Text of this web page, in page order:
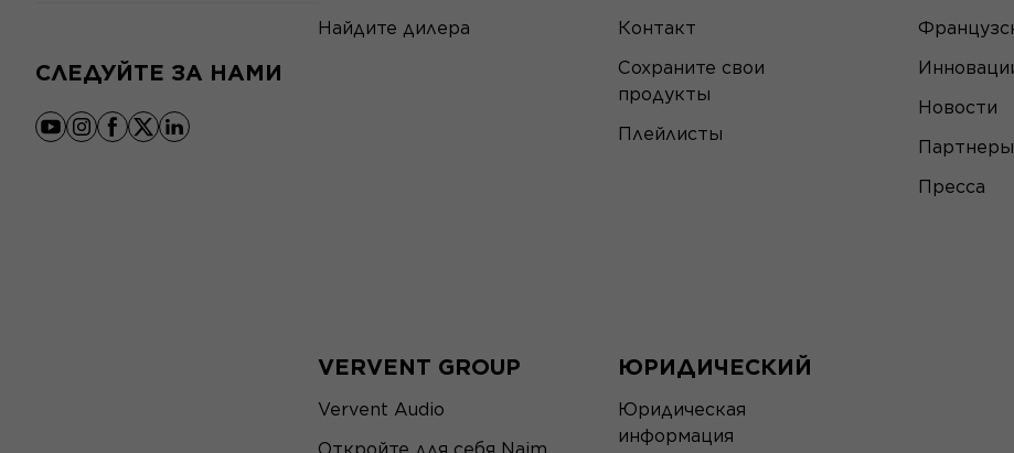
СЛЕДУЙТЕ ЗА НАМИ
youtube
instagram
facebook
x linkedin
Найдите дилера
Контакт
Сохраните свои
продукты
Плейлисты
Новости
Партнеры
Пресса
VERVENT GROUP
Vervent Audio
ЮРИДИЧЕСКИЙ
Юридическая
информация